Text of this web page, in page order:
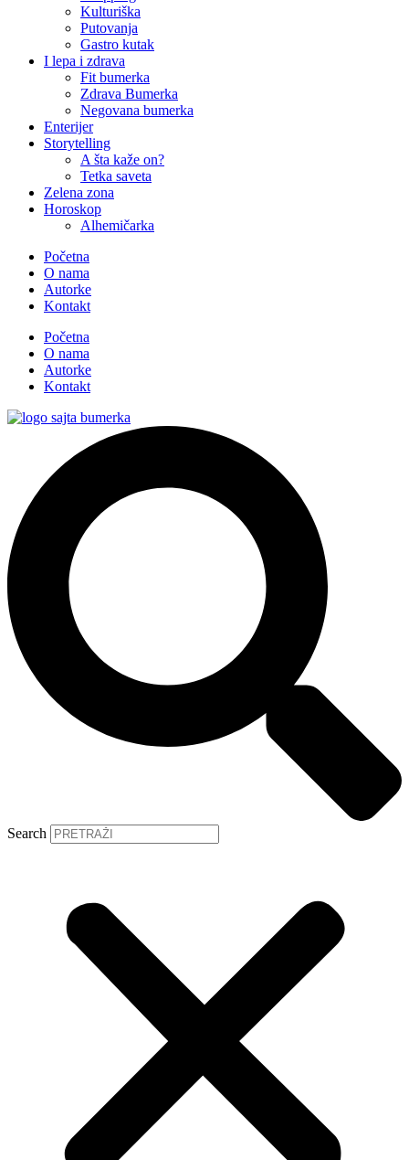
Kulturiška
Putovanja
Gastro kutak
I lepa i zdrava
Fit bumerka
Zdrava Bumerka
Negovana bumerka
Enterijer
Storytelling
A šta kaže on?
Tetka saveta
Zelena zona
Horoskop
Alhemičarka
Početna
O nama
Autorke
Kontakt
Početna
O nama
Autorke
Kontakt
Search